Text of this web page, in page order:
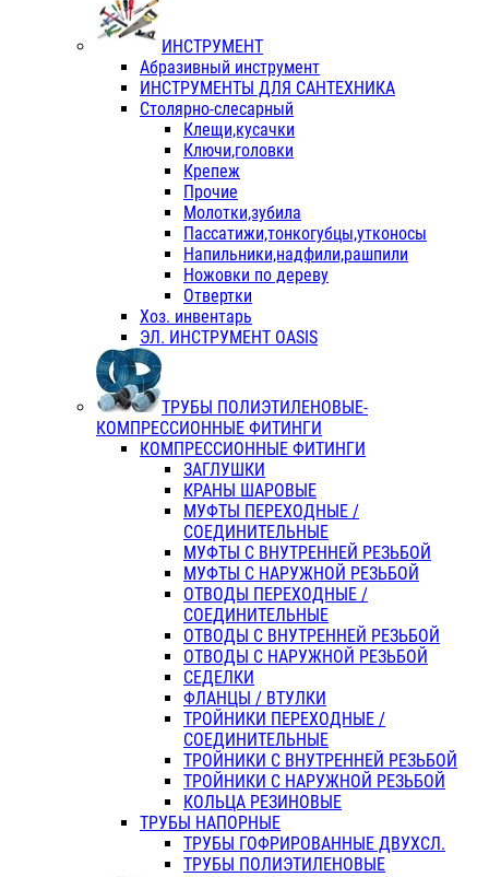
ИНСТРУМЕНТ
Абразивный инструмент
ИНСТРУМЕНТЫ ДЛЯ САНТЕХНИКА
Столярно-слесарный
Клещи,кусачки
Ключи,головки
Крепеж
Прочие
Молотки,зубила
Пассатижи,тонкогубцы,утконосы
Напильники,надфили,рашпили
Ножовки по дереву
Отвертки
Хоз. инвентарь
ЭЛ. ИНСТРУМЕНТ OASIS
ТРУБЫ ПОЛИЭТИЛЕНОВЫЕ-
КОМПРЕССИОННЫЕ ФИТИНГИ
КОМПРЕССИОННЫЕ ФИТИНГИ
ЗАГЛУШКИ
КРАНЫ ШАРОВЫЕ
МУФТЫ ПЕРЕХОДНЫЕ /
СОЕДИНИТЕЛЬНЫЕ
МУФТЫ С ВНУТРЕННЕЙ РЕЗЬБОЙ
МУФТЫ С НАРУЖНОЙ РЕЗЬБОЙ
ОТВОДЫ ПЕРЕХОДНЫЕ /
СОЕДИНИТЕЛЬНЫЕ
ОТВОДЫ С ВНУТРЕННЕЙ РЕЗЬБОЙ
ОТВОДЫ С НАРУЖНОЙ РЕЗЬБОЙ
СЕДЕЛКИ
ФЛАНЦЫ / ВТУЛКИ
ТРОЙНИКИ ПЕРЕХОДНЫЕ /
СОЕДИНИТЕЛЬНЫЕ
ТРОЙНИКИ С ВНУТРЕННЕЙ РЕЗЬБОЙ
ТРОЙНИКИ С НАРУЖНОЙ РЕЗЬБОЙ
КОЛЬЦА РЕЗИНОВЫЕ
ТРУБЫ НАПОРНЫЕ
ТРУБЫ ГОФРИРОВАННЫЕ ДВУХСЛ.
ТРУБЫ ПОЛИЭТИЛЕНОВЫЕ